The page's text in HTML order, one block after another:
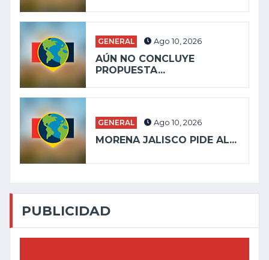
GENERAL Ago 10, 2026
AÚN NO CONCLUYE
PROPUESTA...
GENERAL Ago 10, 2026
MORENA JALISCO PIDE AL...
PUBLICIDAD